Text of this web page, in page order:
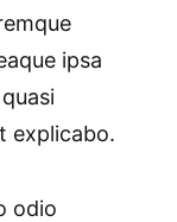
ipsa
explicabo.
odio